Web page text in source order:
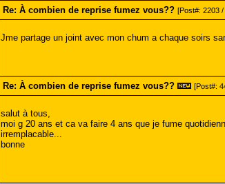
Re: À combien de reprise fumez vous?? [Post#: 2203
Jme partage un joint avec mon chum a chaque soirs
Re: À combien de reprise fumez vous?? [Post#:
salut à tous,
moi g 20 ans et ca va faire 4 ans que je fume
irremplacable...
bonne